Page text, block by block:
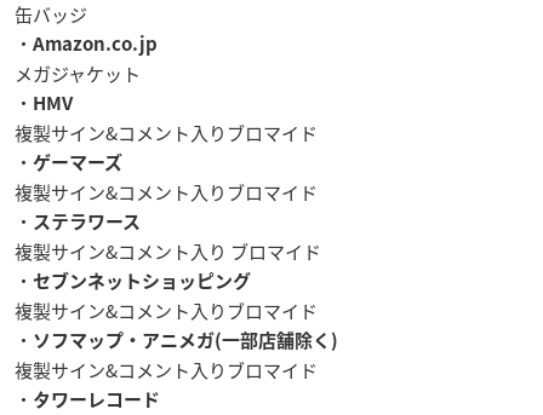
缶バッジ
・ Amazon.co.jp
メガジャケット
・ HMV
複製サイン&コメント入りブロマイド
・ ゲーマーズ
複製サイン&コメント入りブロマイド
・ ステラワース
複製サイン&コメント入り ブロマイド
・ セブンネットショッピング
複製サイン&コメント入りブロマイド
・ ソフマップ・アニメガ(一部店舗除く)
複製サイン&コメント入りブロマイド
・ タワーレコード